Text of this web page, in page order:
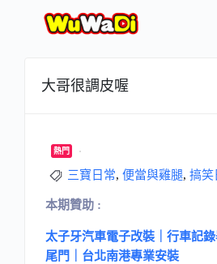
大哥很調皮喔
熱門
三寶日常, 便當與雞腿, 搞笑
本期贊助 :
太子牙汽車電子改裝｜行車記
尾門｜台北南港專業安裝